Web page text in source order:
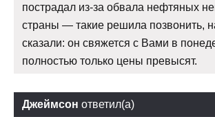
пострадал из-за обвала нефтяных
страны — такие решила позвонить,
сказали: он свяжется с Вами в
полностью только цены превысят.
Джеймсон ответил(а)